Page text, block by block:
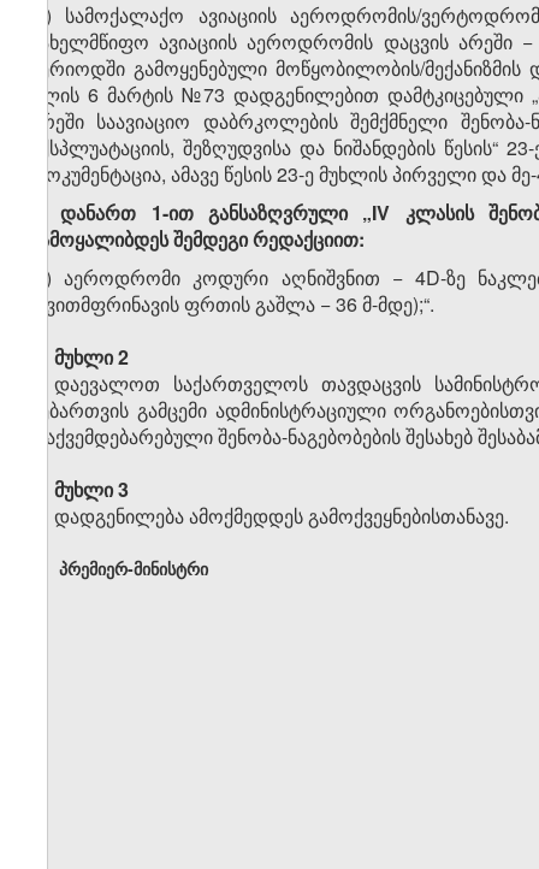
„ჟ) სამოქალაქო ავიაციის აეროდრომის/
სახელმწიფო ავიაციის აეროდრომის დაცვის არეში
პერიოდში გამოყენებული მოწყობილობის/
წლის 6 მარტის №73 დადგენილებით
არეში საავიაციო დაბრკოლების შემქმნელი
ექსპლუატაციის, შეზღუდვისა და ნიშანდების წესის“
დოკუმენტაცია, ამავე წესის 23-ე მუხლის პირველი და
5. დანართ 1-ით განსაზღვრული „IV კლასის
ჩამოყალიბდეს შემდეგი რედაქციით:
„კ) აეროდრომი კოდური აღნიშვნით − 4D-ზე
თვითმფრინავის ფრთის გაშლა − 36 მ-მდე);“.
მუხლი 2
დაევალოთ საქართველოს თავდაცვის
ნებართვის გამცემი ადმინისტრაციული
დაქვემდებარებული შენობა-ნაგებობების შესახებ
მუხლი 3
დადგენილება ამოქმედდეს გამოქვეყნებისთანავე.
პრემიერ-მინისტრი